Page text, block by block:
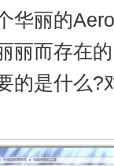
华丽的
丽而存在
的是什么?